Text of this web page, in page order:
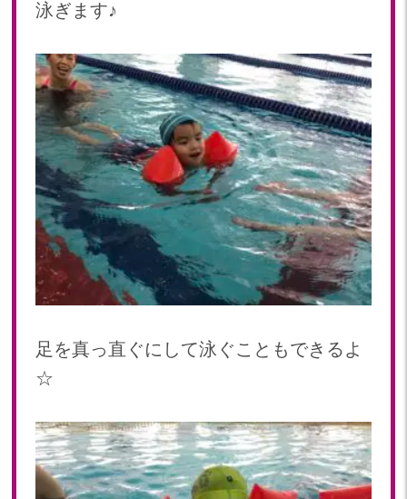
2021年 02月(18)
2021年 01月(19)
2020
2020年 12月(19)
2020年 11月(19)
2020年 10月(22)
2020年 09月(20)
2020年 08月(20)
2020年 07月(21)
2020年 06月(22)
2020年 04月(21)
2019
2019年 12月(20)
泳ぎます♪
足を真っ直ぐにして泳ぐこともできるよ
☆